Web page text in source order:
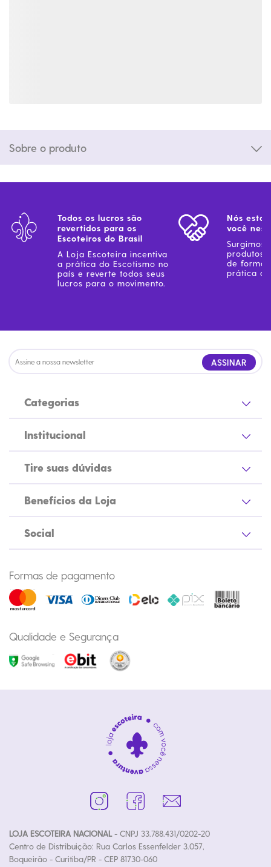
Sobre o produto
Todos os lucros são
revertidos para os
Escoteiros do Brasil
A Loja Escoteira incentiva
a prática do Escotismo no
país e reverte todos seus
lucros para o movimento.
Nós
você
Surgimos
produtos
de forma
prática
ASSINAR
Categorias
Institucional
Tire suas dúvidas
Benefícios da Loja
Social
Formas de pagamento
Qualidade e Segurança
LOJA ESCOTEIRA NACIONAL- CNPJ 33.788.431/0202-20
Centro de Distribuição: Rua Carlos Essenfelder 3.057,
Boqueirão - Curitiba/PR - CEP 81730-060